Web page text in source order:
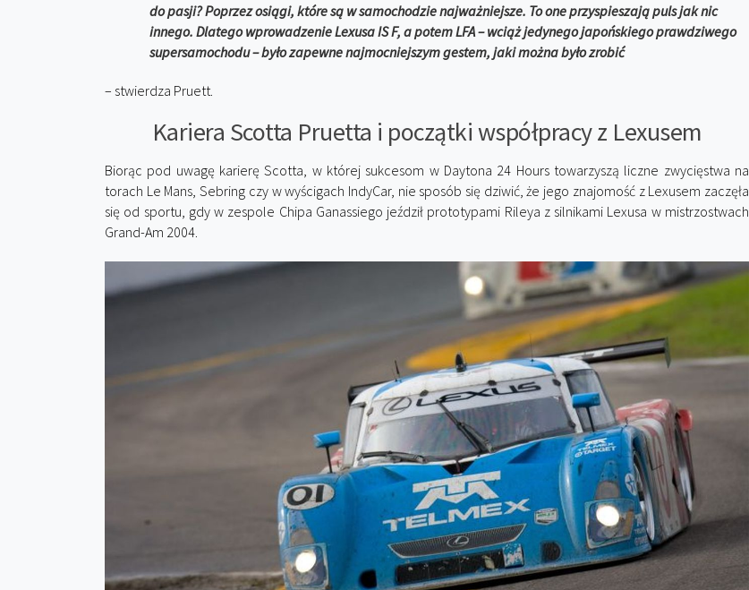
do pasji? Poprzez osiągi, które są w samochodzie najważniejsze. To one przyspieszają puls jak nic
innego. Dlatego wprowadzenie Lexusa IS F, a potem LFA – wciąż jedynego japońskiego prawdziwego
supersamochodu – było zapewne najmocniejszym gestem, jaki można było zrobić
– stwierdza Pruett.
Kariera Scotta Pruetta i początki współpracy z Lexusem
Biorąc pod uwagę karierę Scotta, w której sukcesom w Daytona 24 Hours towarzyszą liczne zwycięstwa na
torach Le Mans, Sebring czy w wyścigach IndyCar, nie sposób się dziwić, że jego znajomość z Lexusem zaczęła
się od sportu, gdy w zespole Chipa Ganassiego jeździł prototypami Rileya z silnikami Lexusa w mistrzostwach
Grand-Am 2004.